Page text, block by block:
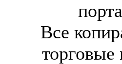
Все
торговые